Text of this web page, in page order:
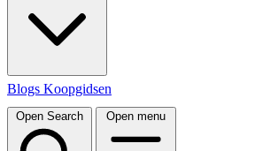
Blogs Koopgidsen
Open Search Open menu